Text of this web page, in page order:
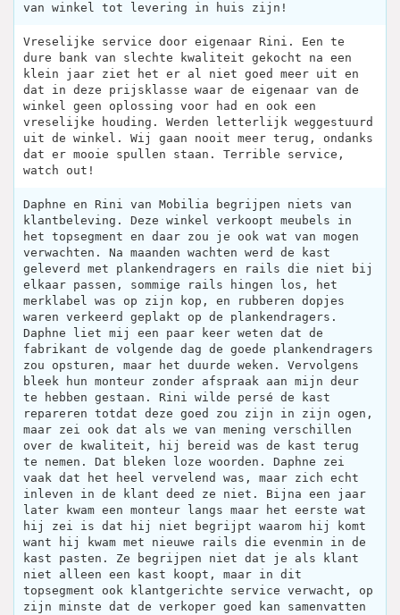
van winkel tot levering in huis zijn!
Vreselijke service door eigenaar Rini. Een te
dure bank van slechte kwaliteit gekocht na een
klein jaar ziet het er al niet goed meer uit en
dat in deze prijsklasse waar de eigenaar van de
winkel geen oplossing voor had en ook een
vreselijke houding. Werden letterlijk weggestuurd
uit de winkel. Wij gaan nooit meer terug, ondanks
dat er mooie spullen staan. Terrible service,
watch out!
Daphne en Rini van Mobilia begrijpen niets van
klantbeleving. Deze winkel verkoopt meubels in
het topsegment en daar zou je ook wat van mogen
verwachten. Na maanden wachten werd de kast
geleverd met plankendragers en rails die niet bij
elkaar passen, sommige rails hingen los, het
merklabel was op zijn kop, en rubberen dopjes
waren verkeerd geplakt op de plankendragers.
Daphne liet mij een paar keer weten dat de
fabrikant de volgende dag de goede plankendragers
zou opsturen, maar het duurde weken. Vervolgens
bleek hun monteur zonder afspraak aan mijn deur
te hebben gestaan. Rini wilde persé de kast
repareren totdat deze goed zou zijn in zijn ogen,
maar zei ook dat als we van mening verschillen
over de kwaliteit, hij bereid was de kast terug
te nemen. Dat bleken loze woorden. Daphne zei
vaak dat het heel vervelend was, maar zich echt
inleven in de klant deed ze niet. Bijna een jaar
later kwam een monteur langs maar het eerste wat
hij zei is dat hij niet begrijpt waarom hij komt
want hij kwam met nieuwe rails die evenmin in de
kast pasten. Ze begrijpen niet dat je als klant
niet alleen een kast koopt, maar in dit
topsegment ook klantgerichte service verwacht, op
zijn minste dat de verkoper goed kan samenvatten